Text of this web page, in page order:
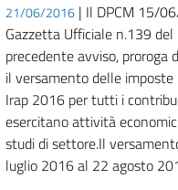
21/06/2016 | Il DPCM 15/
Gazzetta Ufficiale n.139
precedente avviso,
il versamento delle
Irap 2016 per tutti i
esercitano attività
studi di settore.Il
luglio 2016 al 22 agosto